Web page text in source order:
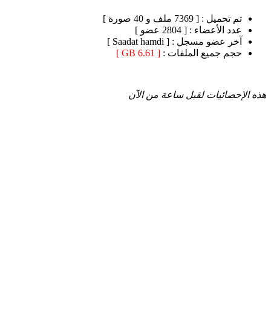
تم تحميل : [ 7369 ملف و 40 صورة ]
عدد الأعضاء : [ 2804 عضو ]
آخر عضو مسجل : [ Saadat hamdi ]
حجم جميع الملفات : [ 6.61 GB ]
هذه الإحصائيات لقبل ساعة من الآن